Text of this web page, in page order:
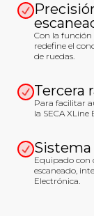
Con la función
redefine el
de ruedas.
Tercera
Para facilitar
la SECA
Equipado con
escaneado,
Electrónica.